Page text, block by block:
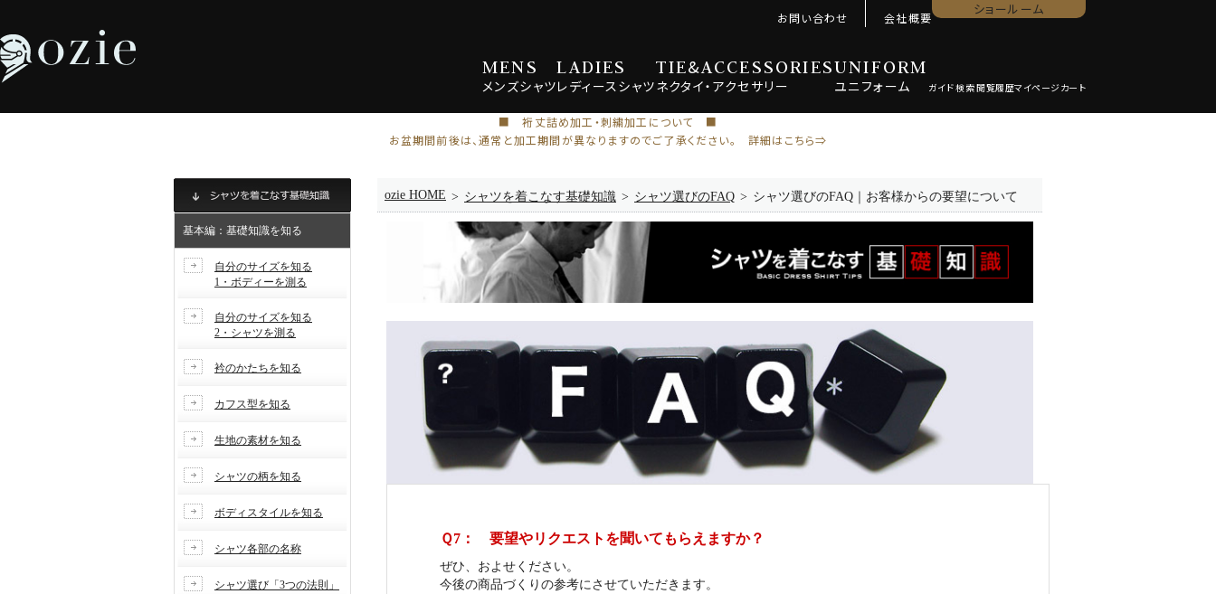
MENS
メンズシャツ
LADIES
レディースシャツ
TIE&ACCESSORIES
ネクタイ・ アクセサリー
UNIFORM
ユニフォーム
お問い合わせ 会社概要
ショールーム
■ 裄丈詰め加工・刺繍加工について ■
お盆期間前後は、通常と加工期間が異なりますのでご了承ください。 詳細はこちら⇒
基本編：基礎知識を知る
自分のサイズを知る
1・ボディーを測る
自分のサイズを知る
2・シャツを測る
衿のかたちを知る
カフス型を知る
生地の素材を知る
シャツの柄を知る
ボディスタイルを知る
シャツ各部の名称
シャツ選び「3つの法則」
ozie HOME シャツを着こなす基礎知識 シャツ選びのFAQ シャツ選びのFAQ｜お客様からの要望について
Ｑ7： 要望やリクエストを聞いてもらえますか？
ぜひ、およせください。
今後の商品づくりの参考にさせていただきます。